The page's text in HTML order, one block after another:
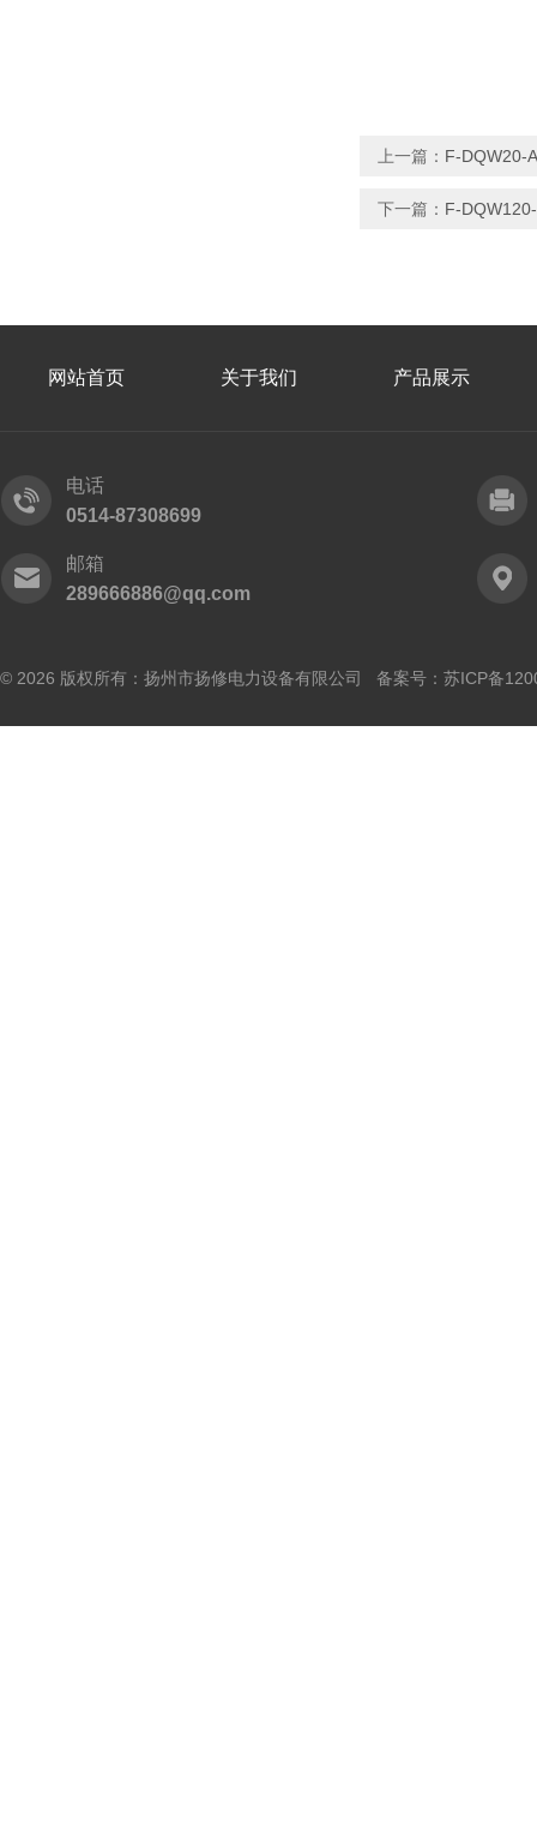
上一篇： F-DQW20-
下一篇： F-
网站首页 关于我们 产品展示
电话
0514-87308699
邮箱
289666886@qq.com
© 2026 版权所有：扬州市扬修电力设备有限公司 备案号： 苏ICP备